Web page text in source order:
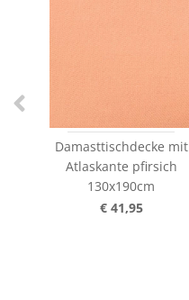
Damasttischdecke mit
Atlaskante pfirsich
130x190cm
€ 41,95